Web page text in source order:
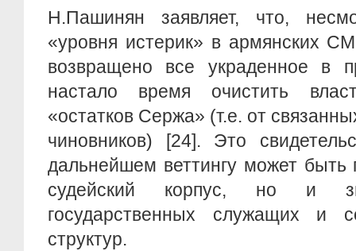
Н.Пашинян заявляет, что,
«уровня истерик» в армянских
возвращено все украденное в
настало время очистить
«остатков Сержа» (т.е. от
чиновников) [24]. Это
дальнейшем веттингу может быть
судейский корпус, но и
государственных служащих и
структур.